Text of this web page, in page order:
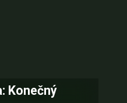
Konečný